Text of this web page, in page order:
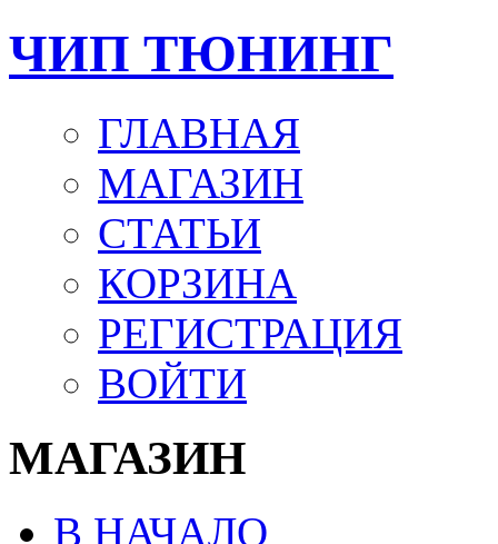
ЧИП ТЮНИНГ
ГЛАВНАЯ
МАГАЗИН
СТАТЬИ
КОРЗИНА
РЕГИСТРАЦИЯ
ВОЙТИ
МАГАЗИН
В НАЧАЛО